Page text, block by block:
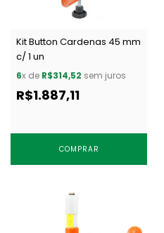
Kit Button Cardenas 45 mm
c/ 1 un
6x de R$314,52 sem juros
R$1.887,11
COMPRAR